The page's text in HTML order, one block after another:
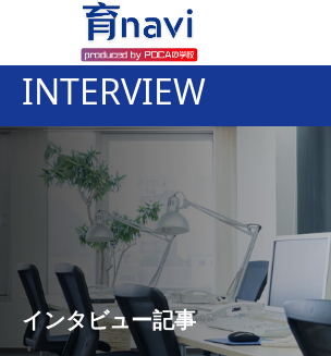
INTERVIEW
インタビュー記事